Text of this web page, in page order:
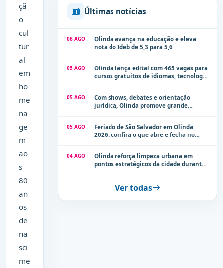
çã
o
cul
tur
al
em
ho
me
na
ge
m
ao
s
80
an
os
de
na
sci
me
Últimas notícias
06 AGO
Olinda avança na educação e eleva
nota do Ideb de 5,3 para 5,6
05 AGO
Olinda lança edital com 465 vagas para
cursos gratuitos de idiomas, tecnologia
05 AGO
Com shows, debates e orientação
jurídica, Olinda promove grande
05 AGO
Feriado de São Salvador em Olinda
2026: confira o que abre e fecha no
04 AGO
Olinda reforça limpeza urbana em
pontos estratégicos da cidade durante
Ver todas